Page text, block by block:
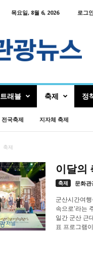
목요일, 8월 6, 2026
로그
트래블 축제 정
전국축제 지자체 축제
축제
이달의
축제 문화관
군산시간여
속으로’라는
일간 군산 근
표 프로그램이